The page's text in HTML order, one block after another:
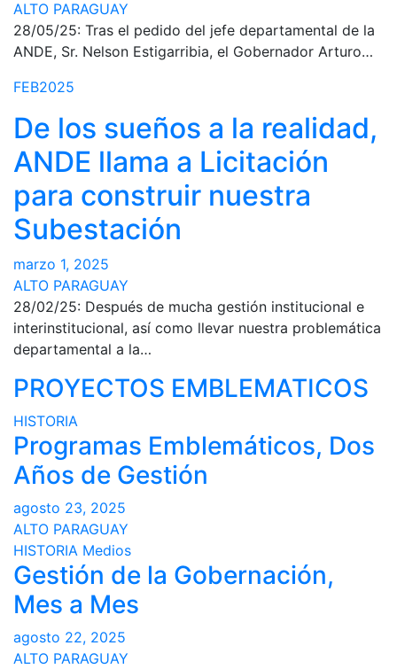
ALTO PARAGUAY
28/05/25: Tras el pedido del jefe departamental de la
ANDE, Sr. Nelson Estigarribia, el Gobernador Arturo…
FEB2025
De los sueños a la realidad,
ANDE llama a Licitación
para construir nuestra
Subestación
marzo 1, 2025
ALTO PARAGUAY
28/02/25: Después de mucha gestión institucional e
interinstitucional, así como llevar nuestra problemática
departamental a la…
PROYECTOS EMBLEMATICOS
HISTORIA
Programas Emblemáticos, Dos
Años de Gestión
agosto 23, 2025
ALTO PARAGUAY
HISTORIA Medios
Gestión de la Gobernación,
Mes a Mes
agosto 22, 2025
ALTO PARAGUAY